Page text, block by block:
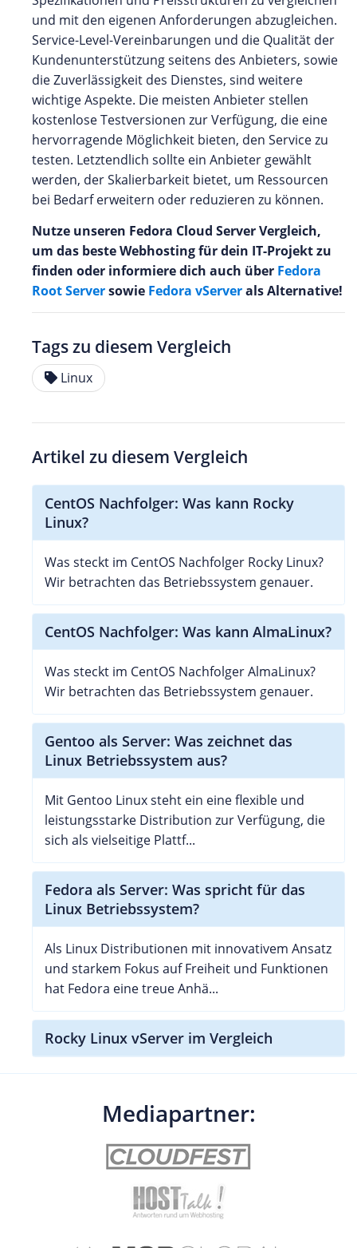
und mit den eigenen Anforderungen abzugleichen.
Service-Level-Vereinbarungen und die Qualität der
Kundenunterstützung seitens des Anbieters, sowie
die Zuverlässigkeit des Dienstes, sind weitere
wichtige Aspekte. Die meisten Anbieter stellen
kostenlose Testversionen zur Verfügung, die eine
hervorragende Möglichkeit bieten, den Service zu
testen. Letztendlich sollte ein Anbieter gewählt
werden, der Skalierbarkeit bietet, um Ressourcen
bei Bedarf erweitern oder reduzieren zu können.
Nutze unseren Fedora Cloud Server Vergleich,
um das beste Webhosting für dein IT-Projekt zu
finden oder informiere dich auch über Fedora
Root Serversowie Fedora vServerals Alternative!
Tags zu diesem Vergleich
Linux
Artikel zu diesem Vergleich
CentOS Nachfolger: Was kann Rocky
Linux?
Was steckt im CentOS Nachfolger Rocky Linux?
Wir betrachten das Betriebssystem genauer.
CentOS Nachfolger: Was kann AlmaLinux?
Was steckt im CentOS Nachfolger AlmaLinux?
Wir betrachten das Betriebssystem genauer.
Gentoo als Server: Was zeichnet das
Linux Betriebssystem aus?
Mit Gentoo Linux steht ein eine flexible und
leistungsstarke Distribution zur Verfügung, die
sich als vielseitige Plattf...
Fedora als Server: Was spricht für das
Linux Betriebssystem?
Als Linux Distributionen mit innovativem Ansatz
und starkem Fokus auf Freiheit und Funktionen
hat Fedora eine treue Anhä...
Rocky Linux vServer im Vergleich
Mediapartner: